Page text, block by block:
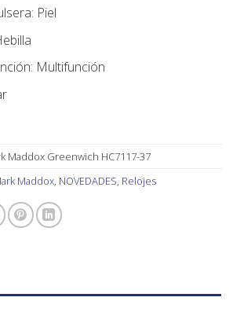
Piel
Multifunción
Maddox Greenwich HC7117-37
Maddox, NOVEDADES, Relojes